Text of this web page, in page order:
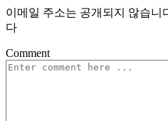
이메일 주소는 공개되지 않습니
다
Comment